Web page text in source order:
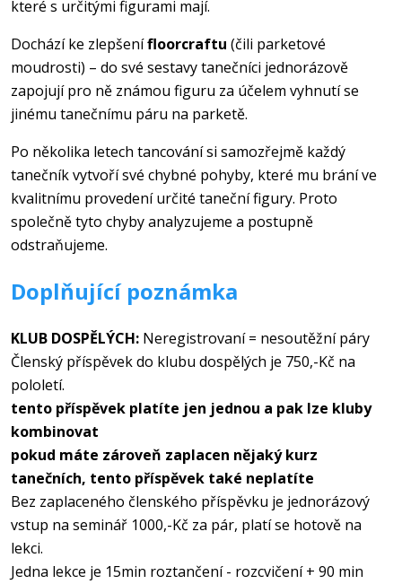
které s určitými figurami mají.
Dochází ke zlepšenífloorcraftu (čili parketové
moudrosti) – do své sestavy tanečníci jednorázově
zapojují pro ně známou figuru za účelem vyhnutí se
jinému tanečnímu páru na parketě.
Po několika letech tancování si samozřejmě každý
tanečník vytvoří své chybné pohyby, které mu brání ve
kvalitnímu provedení určité taneční figury. Proto
společně tyto chyby analyzujeme a postupně
odstraňujeme.
Doplňující poznámka
KLUB DOSPĚLÝCH:Neregistrovaní = nesoutěžní páry
Členský příspěvek do klubu dospělých je 750,-Kč na
pololetí.
tento příspěvek platíte jen jednou a pak lze kluby
kombinovat
pokud máte zároveň zaplacen nějaký kurz
tanečních, tento příspěvek také neplatíte
Bez zaplaceného členského příspěvku je jednorázový
vstup na seminář 1000,-Kč za pár, platí se hotově na
lekci.
Jedna lekce je 15min roztančení - rozcvičení + 90 min